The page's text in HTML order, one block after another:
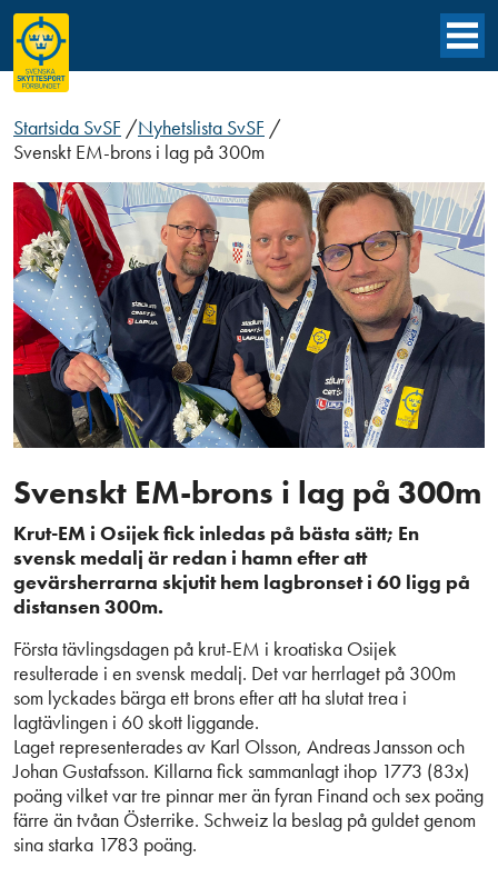
Startsida SvSF /Nyhetslista SvSF /
Svenskt EM-brons i lag på 300m
Svenskt EM-brons i lag på 300m
Krut-EM i Osijek fick inledas på bästa sätt; En
svensk medalj är redan i hamn efter att
gevärsherrarna skjutit hem lagbronset i 60 ligg på
distansen 300m.
Första tävlingsdagen på krut-EM i kroatiska Osijek
resulterade i en svensk medalj. Det var herrlaget på 300m
som lyckades bärga ett brons efter att ha slutat trea i
lagtävlingen i 60 skott liggande.
Laget representerades av Karl Olsson, Andreas Jansson och
Johan Gustafsson. Killarna fick sammanlagt ihop 1773 (83x)
poäng vilket var tre pinnar mer än fyran Finand och sex poäng
färre än tvåan Österrike. Schweiz la beslag på guldet genom
sina starka 1783 poäng.